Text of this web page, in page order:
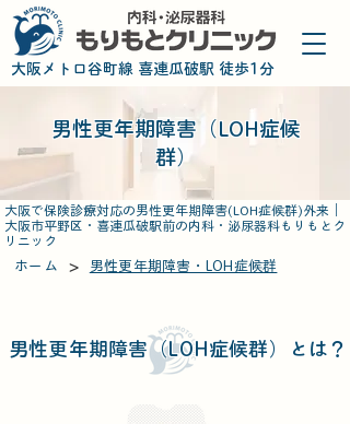
​大阪メトロ谷町線 喜連瓜破駅 徒歩1分
男性更年期障害（LOH症候
群）
大阪で保険診療対応の男性更年期障害(LOH症候群)外来｜
大阪市平野区・喜連瓜破駅前の内科・泌尿器科もりもとク
リニック
ホーム > 男性更年期障害・LOH症候群
男性更年期障害（LOH症候群） とは？